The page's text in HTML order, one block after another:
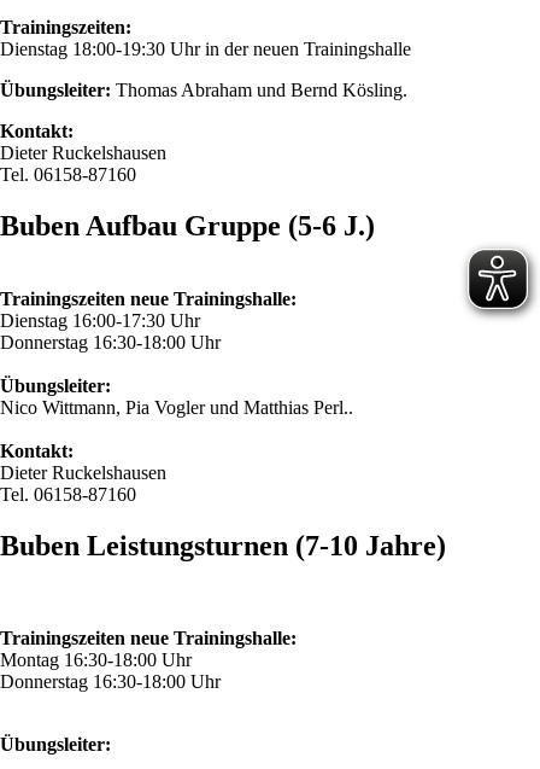
Trainingszeiten:
Dienstag 18:00-19:30 Uhr in der neuen Trainingshalle
Übungsleiter: Thomas Abraham und Bernd Kösling.
Kontakt:
Dieter Ruckelshausen
Tel. 06158-87160
Buben Aufbau Gruppe (5-6 J.)
Trainingszeiten neue Trainingshalle:
Dienstag 16:00-17:30 Uhr
Donnerstag 16:30-18:00 Uhr
Übungsleiter:
Nico Wittmann, Pia Vogler und Matthias Perl..
Kontakt:
Dieter Ruckelshausen
Tel. 06158-87160
Buben Leistungsturnen (7-10 Jahre)
Trainingszeiten neue Trainingshalle:
Montag 16:30-18:00 Uhr
Donnerstag 16:30-18:00 Uhr
Übungsleiter: